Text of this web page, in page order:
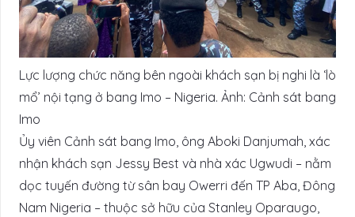
Lực lượng chức năng bên ngoài khách sạn bị nghi là ‘lò
mổ’ nội tạng ở bang Imo – Nigeria. Ảnh: Cảnh sát bang
Imo
Ủy viên Cảnh sát bang Imo, ông Aboki Danjumah, xác
nhận khách sạn Jessy Best và nhà xác Ugwudi – nằm
dọc tuyến đường từ sân bay Owerri đến TP Aba, Đông
Nam Nigeria – thuộc sở hữu của Stanley Oparaugo,